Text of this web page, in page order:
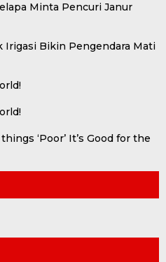
Minta Pencuri Janur
Irigasi Bikin Pengendara Mati
‘Poor’ It’s Good for the